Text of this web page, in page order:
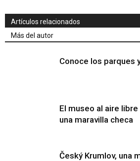
Artículos relacionados
Más del autor
Conoce los parques
El museo al aire
una maravilla checa
Český Krumlov, una